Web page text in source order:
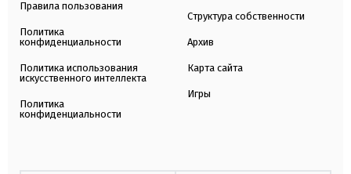
Правила пользования
Политика
конфиденциальности
Политика использования
искусственного интеллекта
Политика
конфиденциальности
Структура собственности
Архив
Карта сайта
Игры